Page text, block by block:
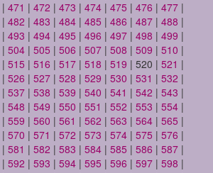
| 471 | 472 | 473 | 474 | 475 | 476 | 477 |
| 482 | 483 | 484 | 485 | 486 | 487 | 488 |
| 493 | 494 | 495 | 496 | 497 | 498 | 499 |
| 504 | 505 | 506 | 507 | 508 | 509 | 510 |
| 515 | 516 | 517 | 518 | 519 | 520 | 521 |
| 526 | 527 | 528 | 529 | 530 | 531 | 532 |
| 537 | 538 | 539 | 540 | 541 | 542 | 543 |
| 548 | 549 | 550 | 551 | 552 | 553 | 554 |
| 559 | 560 | 561 | 562 | 563 | 564 | 565 |
| 570 | 571 | 572 | 573 | 574 | 575 | 576 |
| 581 | 582 | 583 | 584 | 585 | 586 | 587 |
| 592 | 593 | 594 | 595 | 596 | 597 | 598 |